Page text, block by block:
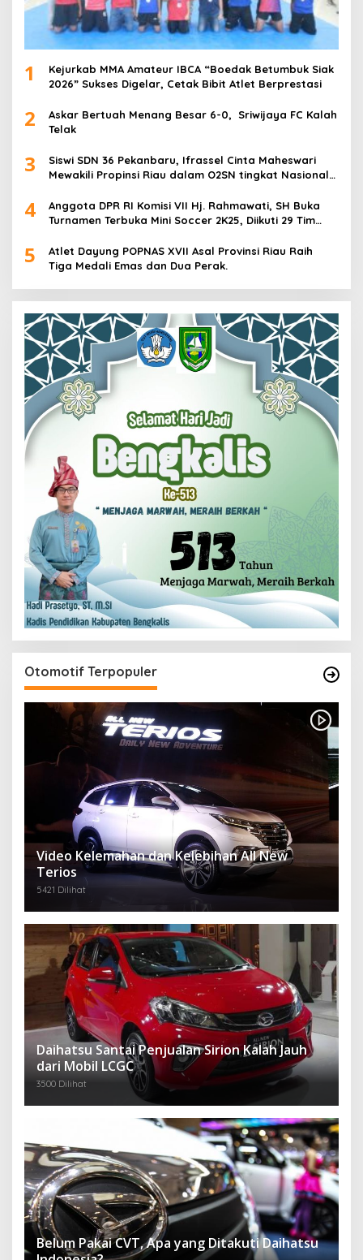
1
Kejurkab MMA Amateur IBCA “Boedak Betumbuk Siak
2026” Sukses Digelar, Cetak Bibit Atlet Berprestasi
2
Askar Bertuah Menang Besar 6-0, Sriwijaya FC Kalah
Telak
3
Siswi SDN 36 Pekanbaru, Ifrassel Cinta Maheswari
Mewakili Propinsi Riau dalam O2SN tingkat Nasional
4
Anggota DPR RI Komisi VII Hj. Rahmawati, SH Buka
Turnamen Terbuka Mini Soccer 2K25, Diikuti 29 Tim
5
Atlet Dayung POPNAS XVII Asal Provinsi Riau Raih
Tiga Medali Emas dan Dua Perak.
Otomotif Terpopuler
Video Kelemahan dan Kelebihan All New
Terios
5421 Dilihat
Daihatsu Santai Penjualan Sirion Kalah Jauh
dari Mobil LCGC
3500 Dilihat
Belum Pakai CVT, Apa yang Ditakuti Daihatsu